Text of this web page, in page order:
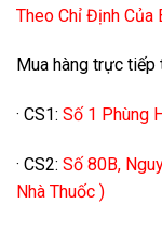
Theo Chỉ Định Của
Mua hàng trực tiếp
· CS1: Số 1 Phùng
· CS2: Số 80B,
Nhà Thuốc )